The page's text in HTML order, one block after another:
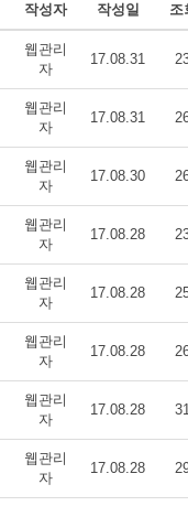
작성자 작성일 조
웹관리
자
17.08.31
웹관리
자
17.08.31
웹관리
자
17.08.30
웹관리
자
17.08.28
웹관리
자
17.08.28
웹관리
자
17.08.28
웹관리
자
17.08.28
웹관리
자
17.08.28